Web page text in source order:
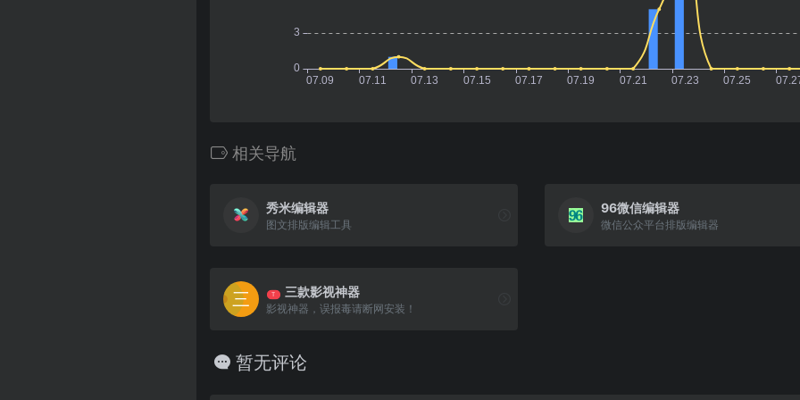
相关导航
秀米编辑器
图文排版编辑工具
96微信编辑器
微信公众平台排版编辑器
T 三款影视神器
影视神器，误报毒请断网安装！
暂无评论